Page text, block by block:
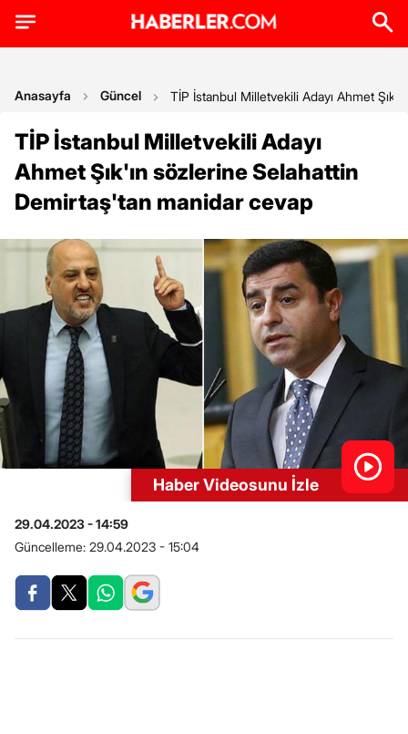
Anasayfa Güncel TİP İstanbul Milletvekili Adayı Ahmet
TİP İstanbul Milletvekili Adayı
Ahmet Şık'ın sözlerine Selahattin
Demirtaş'tan manidar cevap
Haber Videosunu İzle
29.04.2023 - 14:59
Güncelleme: 29.04.2023 - 15:04